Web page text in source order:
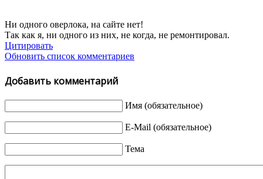
Ни одного оверлока, на сайте нет!
Так как я, ни одного из них, не когда, не ремонтировал.
Цитировать
Обновить список комментариев
Добавить комментарий
Имя (обязательное)
E-Mail (обязательное)
Тема